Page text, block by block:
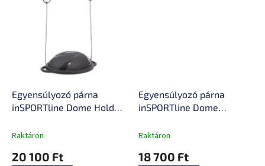
Egyensúlyozó párna
inSPORTline Dome Hold
szilárdságú anyag, két
nedvesség- és
Raktáron
20 100 Ft
Egyensúlyozó párna
inSPORTline Dome
expanderekkel, kétoldalas
hordozófogantyúk,
Raktáron
18 700 Ft